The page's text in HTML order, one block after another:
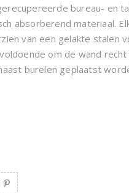
bureau- en
absorberend materiaal.
van een gelakte stalen
om de wand
burelen geplaatst